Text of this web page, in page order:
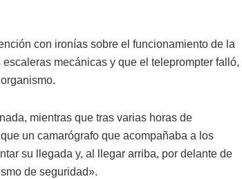
con ironías sobre el funcionamiento de la
mecánicas y que el teleprompter falló,
mientras que tras varias horas de
un camarógrafo que acompañaba a los
su llegada y, al llegar arriba, por delante de
de seguridad».